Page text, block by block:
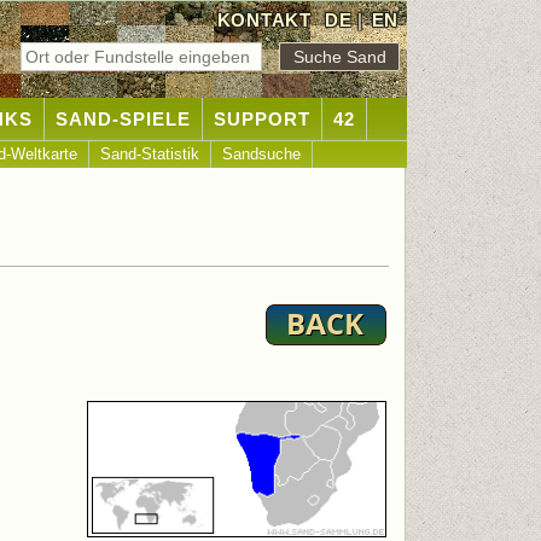
KONTAKT DE|EN
SAND-SPIELE SUPPORT 42
Weltkarte Sand-Statistik Sandsuche